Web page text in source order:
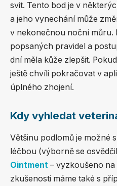
svit. Tento bod je v
a jeho vynechání může
v nekonečnou noční můru.
popsaných pravidel a
dní měla kůže zlepšit.
ještě chvíli pokračovat v
úplného zhojení.
Kdy vyhledat
Většinu podlomů je možné
léčbou (výborně se
Ointment – vyzkoušeno
zkušenosti máme také s